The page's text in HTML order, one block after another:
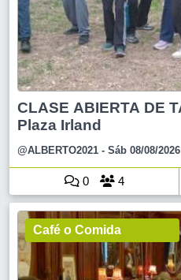
CLASE ABIERTA DE TAI CHI/CHI KUNG en
Plaza Irland
@ALBERTO2021 - Sáb 08/08/2026
0 4
Café o Comida